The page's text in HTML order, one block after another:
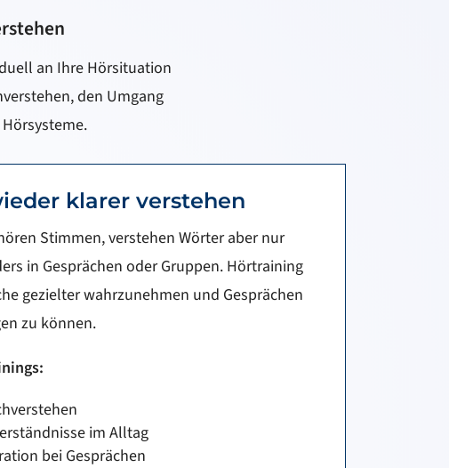
an Ihre Hörsituation
den Umgang
klarer verstehen
Stimmen, verstehen Wörter aber nur
in Gesprächen oder Gruppen. Hörtraining
gezielter wahrzunehmen und Gesprächen
zu können.
im Alltag
bei Gesprächen